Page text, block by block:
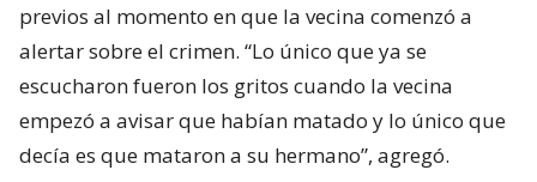
previos al momento en que la vecina comenzó a
alertar sobre el crimen. “Lo único que ya se
escucharon fueron los gritos cuando la vecina
empezó a avisar que habían matado y lo único que
decía es que mataron a su hermano”, agregó.